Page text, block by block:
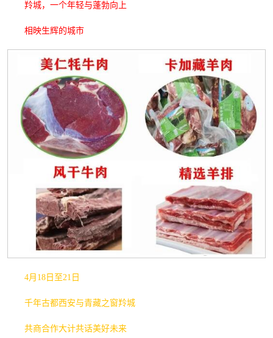
羚城，一个年轻与蓬勃向上
相映生辉的城市
4月18日至21日
千年古都西安与青藏之窗羚城
共商合作大计共话美好未来